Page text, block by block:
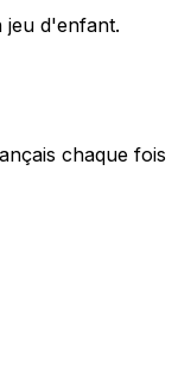
jeu d'enfant.
chaque fois